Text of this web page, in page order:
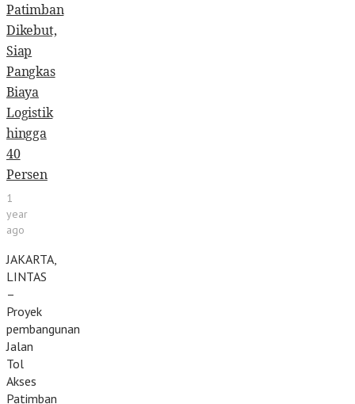
Patimban
Dikebut,
Siap
Pangkas
Biaya
Logistik
hingga
40
Persen
1
year
ago
JAKARTA,
LINTAS
–
Proyek
pembangunan
Jalan
Tol
Akses
Patimban